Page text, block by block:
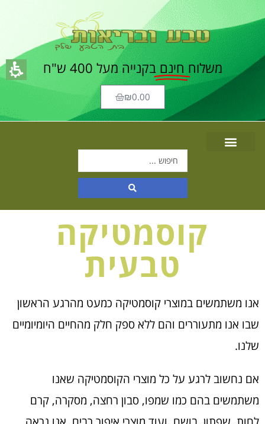
משלוח חינם בקנייה מעל 400 ש"ח
₪0.00
קוסמטיקה
טבעית
אנו משתמשים במוצרי קוסמטיקה כמעט מהרגע הראשון
שבו אנו מתעוררים והם ללא ספק חלק מהחיים היומיומיים
שלנו.
אם נחשוב לרגע על כל מוצרי הקוסמטיקה שאנו
משתמשים בהם כמו שמפו, סבון רחצה, מסקרה, קרם